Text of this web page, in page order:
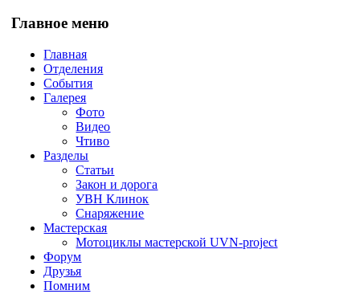
Главное меню
Главная
Отделения
События
Галерея
Фото
Видео
Чтиво
Разделы
Статьи
Закон и дорога
УВН Клинок
Снаряжение
Мастерская
Мотоциклы мастерской UVN-project
Форум
Друзья
Помним